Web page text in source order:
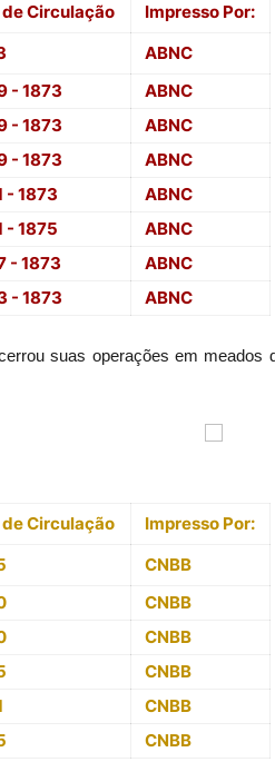
Circulação
Impresso Por:
ABNC
- 1873
ABNC
- 1873
ABNC
- 1873
ABNC
- 1873
ABNC
- 1875
ABNC
- 1873
ABNC
- 1873 ABNC
suas operações em
Circulação
Impresso Por:
CNBB
CNBB
CNBB
CNBB
CNBB
CNBB